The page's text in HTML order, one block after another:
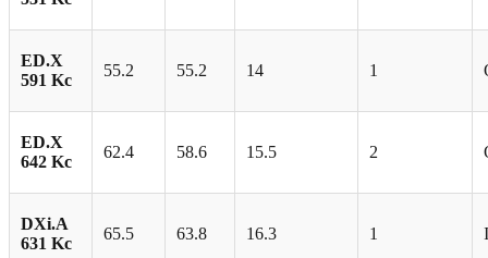
ED.X
591 Kc
55.2 55.2 14 1
ED.X
642 Kc
62.4 58.6 15.5 2
DXi.A
631 Kc
65.5 63.8 16.3 1